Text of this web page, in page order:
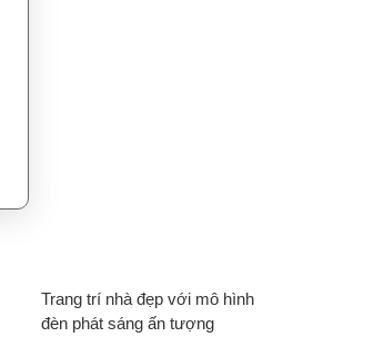
Trang trí nhà đẹp với mô hình
đèn phát sáng ấn tượng